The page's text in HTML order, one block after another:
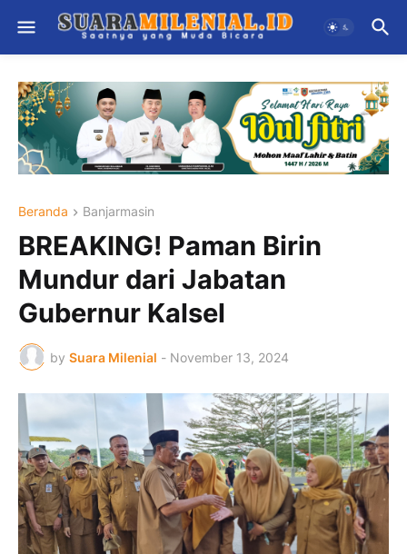
Beranda Banjarmasin
BREAKING! Paman Birin
Mundur dari Jabatan
Gubernur Kalsel
by Suara Milenial - November 13, 2024